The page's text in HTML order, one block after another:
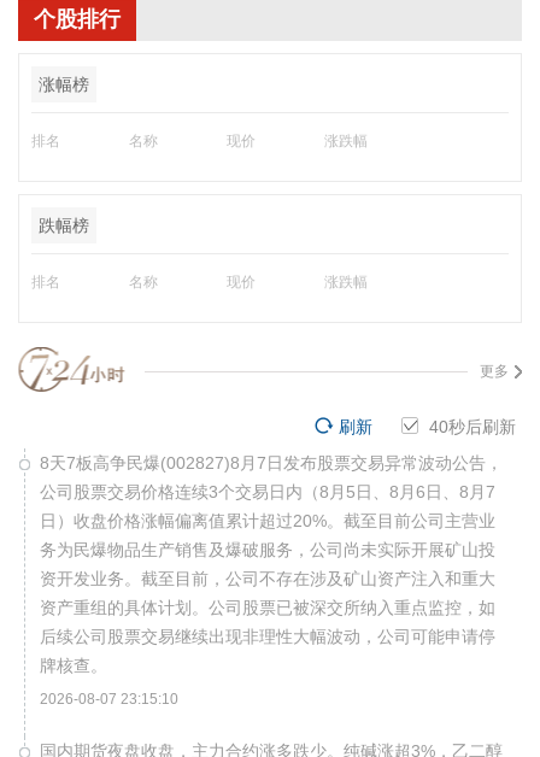
个股排行
涨幅榜
排名 名称 现价 涨跌幅
跌幅榜
排名 名称 现价 涨跌幅
更多
40秒后刷新
刷新
8天7板高争民爆(002827)8月7日发布股票交易异常波动公告，
公司股票交易价格连续3个交易日内（8月5日、8月6日、8月7
日）收盘价格涨幅偏离值累计超过20%。截至目前公司主营业
务为民爆物品生产销售及爆破服务，公司尚未实际开展矿山投
资开发业务。截至目前，公司不存在涉及矿山资产注入和重大
资产重组的具体计划。公司股票已被深交所纳入重点监控，如
后续公司股票交易继续出现非理性大幅波动，公司可能申请停
牌核查。
2026-08-07 23:15:10
国内期货夜盘收盘，主力合约涨多跌少。纯碱涨超3%，乙二醇